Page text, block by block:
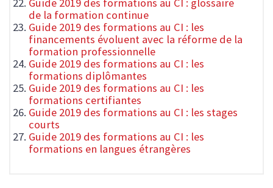
Guide 2019 des formations au CI : glossaire
de la formation continue
Guide 2019 des formations au CI : les
financements évoluent avec la réforme de la
formation professionnelle
Guide 2019 des formations au CI : les
formations diplômantes
Guide 2019 des formations au CI : les
formations certifiantes
Guide 2019 des formations au CI : les stages
courts
Guide 2019 des formations au CI : les
formations en langues étrangères